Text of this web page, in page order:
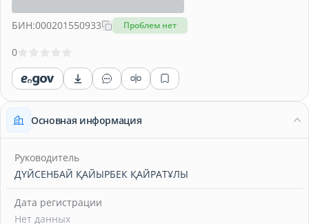
БИН:000201550933 Проблем нет
0
Основная информация
Руководитель
ДҮЙСЕНБАЙ ҚАЙЫРБЕК ҚАЙРАТҰЛЫ
Дата регистрации
Нет данных